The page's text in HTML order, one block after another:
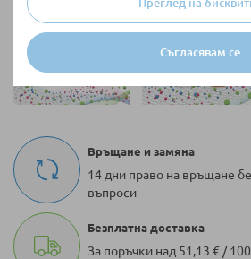
Съгласявам се
Връщане и замяна
14 дни право на връщане
въпроси
Безплатна доставка
За поръчки над 51,13 € /